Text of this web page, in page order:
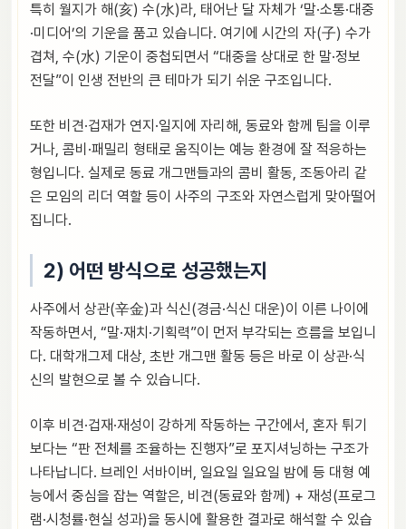
특히 월지가 해(亥) 수(水)라, 태어난 달 자체가 ‘말·소통·대중
·미디어’의 기운을 품고 있습니다. 여기에 시간의 자(子) 수가
겹쳐, 수(水) 기운이 중첩되면서 “대중을 상대로 한 말·정보
전달”이 인생 전반의 큰 테마가 되기 쉬운 구조입니다.
또한 비견·겁재가 연지·일지에 자리해, 동료와 함께 팀을 이루
거나, 콤비·패밀리 형태로 움직이는 예능 환경에 잘 적응하는
형입니다. 실제로 동료 개그맨들과의 콤비 활동, 조동아리 같
은 모임의 리더 역할 등이 사주의 구조와 자연스럽게 맞아떨어
집니다.
2) 어떤 방식으로 성공했는지
사주에서 상관(辛金)과 식신(경금·식신 대운)이 이른 나이에
작동하면서, “말·재치·기획력”이 먼저 부각되는 흐름을 보입니
다. 대학개그제 대상, 초반 개그맨 활동 등은 바로 이 상관·식
신의 발현으로 볼 수 있습니다.
이후 비견·겁재·재성이 강하게 작동하는 구간에서, 혼자 튀기
보다는 “판 전체를 조율하는 진행자”로 포지셔닝하는 구조가
나타납니다. 브레인 서바이버, 일요일 일요일 밤에 등 대형 예
능에서 중심을 잡는 역할은, 비견(동료와 함께) + 재성(프로그
램·시청률·현실 성과)을 동시에 활용한 결과로 해석할 수 있습